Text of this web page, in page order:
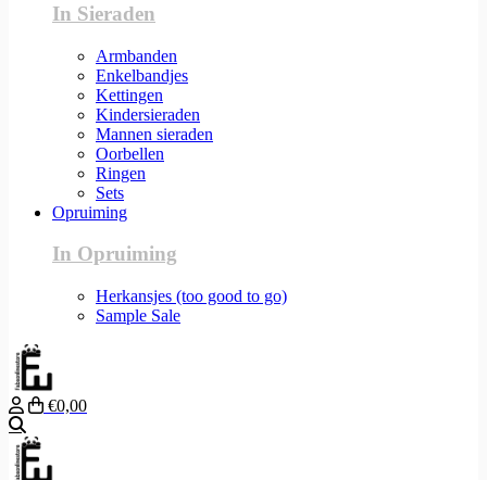
In Sieraden
Armbanden
Enkelbandjes
Kettingen
Kindersieraden
Mannen sieraden
Oorbellen
Ringen
Sets
Opruiming
In Opruiming
Herkansjes (too good to go)
Sample Sale
€0,00